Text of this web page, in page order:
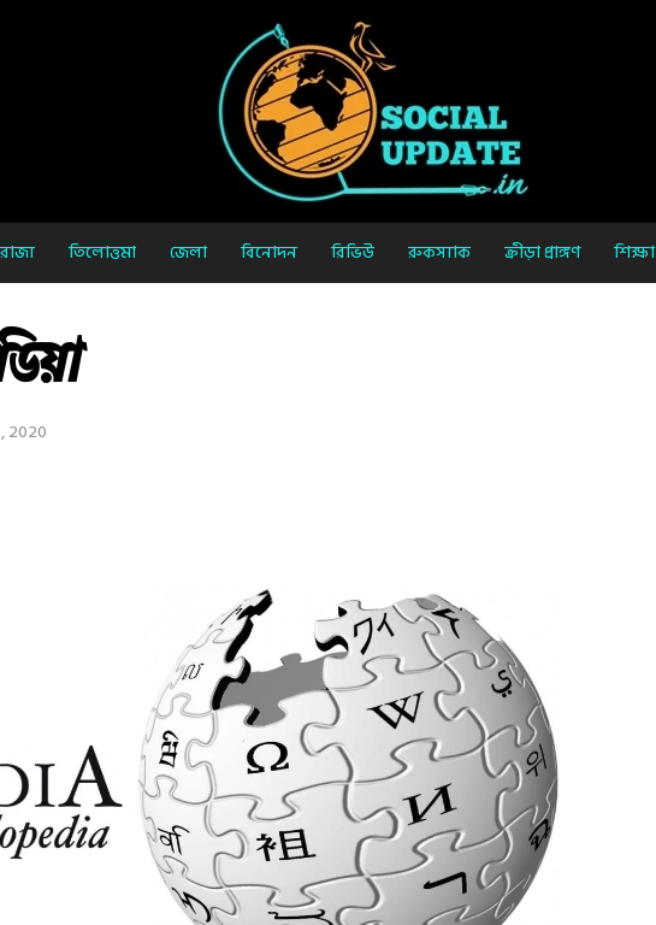
রাজ্য তিলোত্তমা জেলা বিনোদন রিভিউ রুকস্যাক ক্রীড়া প্রাঙ্গণ শিক্ষা
2020